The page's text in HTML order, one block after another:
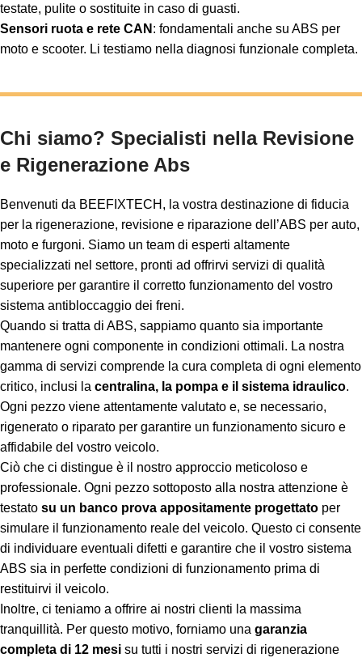
testate, pulite o sostituite in caso di guasti.
Sensori ruota e rete CAN : fondamentali anche su ABS per
moto e scooter. Li testiamo nella diagnosi funzionale completa.
Chi siamo? Specialisti nella Revisione
e Rigenerazione Abs
Benvenuti da BEEFIXTECH, la vostra destinazione di fiducia
per la rigenerazione, revisione e riparazione dell’ABS per auto,
moto e furgoni. Siamo un team di esperti altamente
specializzati nel settore, pronti ad offrirvi servizi di qualità
superiore per garantire il corretto funzionamento del vostro
sistema antibloccaggio dei freni.
Quando si tratta di ABS, sappiamo quanto sia importante
mantenere ogni componente in condizioni ottimali. La nostra
gamma di servizi comprende la cura completa di ogni elemento
critico, inclusi la centralina, la pompa e il sistema idraulico.
Ogni pezzo viene attentamente valutato e, se necessario,
rigenerato o riparato per garantire un funzionamento sicuro e
affidabile del vostro veicolo.
Ciò che ci distingue è il nostro approccio meticoloso e
professionale. Ogni pezzo sottoposto alla nostra attenzione è
testato su un banco prova appositamente progettato per
simulare il funzionamento reale del veicolo. Questo ci consente
di individuare eventuali difetti e garantire che il vostro sistema
ABS sia in perfette condizioni di funzionamento prima di
restituirvi il veicolo.
Inoltre, ci teniamo a offrire ai nostri clienti la massima
tranquillità. Per questo motivo, forniamo una garanzia
completa di 12 mesi su tutti i nostri servizi di rigenerazione